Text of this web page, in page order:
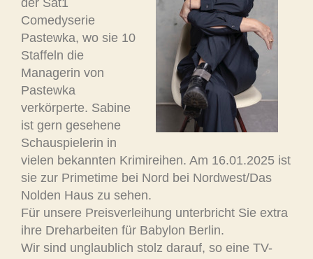
Comedyserie
Pastewka, wo sie 10
Staffeln die
Managerin von
Pastewka
verkörperte. Sabine
ist gern gesehene
Schauspielerin in
vielen bekannten Krimireihen. Am 16.01.2025 ist
sie zur Primetime bei Nord bei Nordwest/Das
Nolden Haus zu sehen.
Für unsere Preisverleihung unterbricht Sie extra
ihre Dreharbeiten für Babylon Berlin.
Wir sind unglaublich stolz darauf, so eine TV-